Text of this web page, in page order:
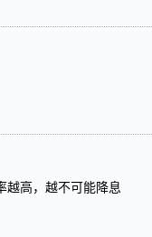
越高，越不可能降息